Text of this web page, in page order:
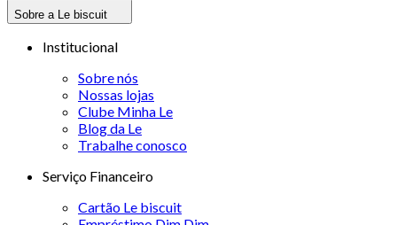
Sobre a Le biscuit
Institucional
Sobre nós
Nossas lojas
Clube Minha Le
Blog da Le
Trabalhe conosco
Serviço Financeiro
Cartão Le biscuit